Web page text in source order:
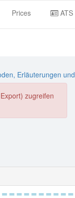
Prices
Erläuterungen
zugreifen